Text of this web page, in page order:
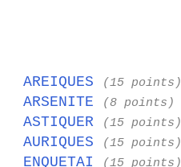
AREIQUES (15 points)
ARSENITE (8 points)
ASTIQUER (15 points)
AURIQUES (15 points)
ENQUETAI (15 points)